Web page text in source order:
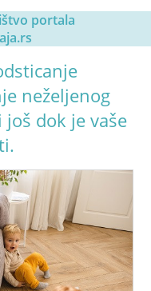
portala
neželjenog
dok je vaše